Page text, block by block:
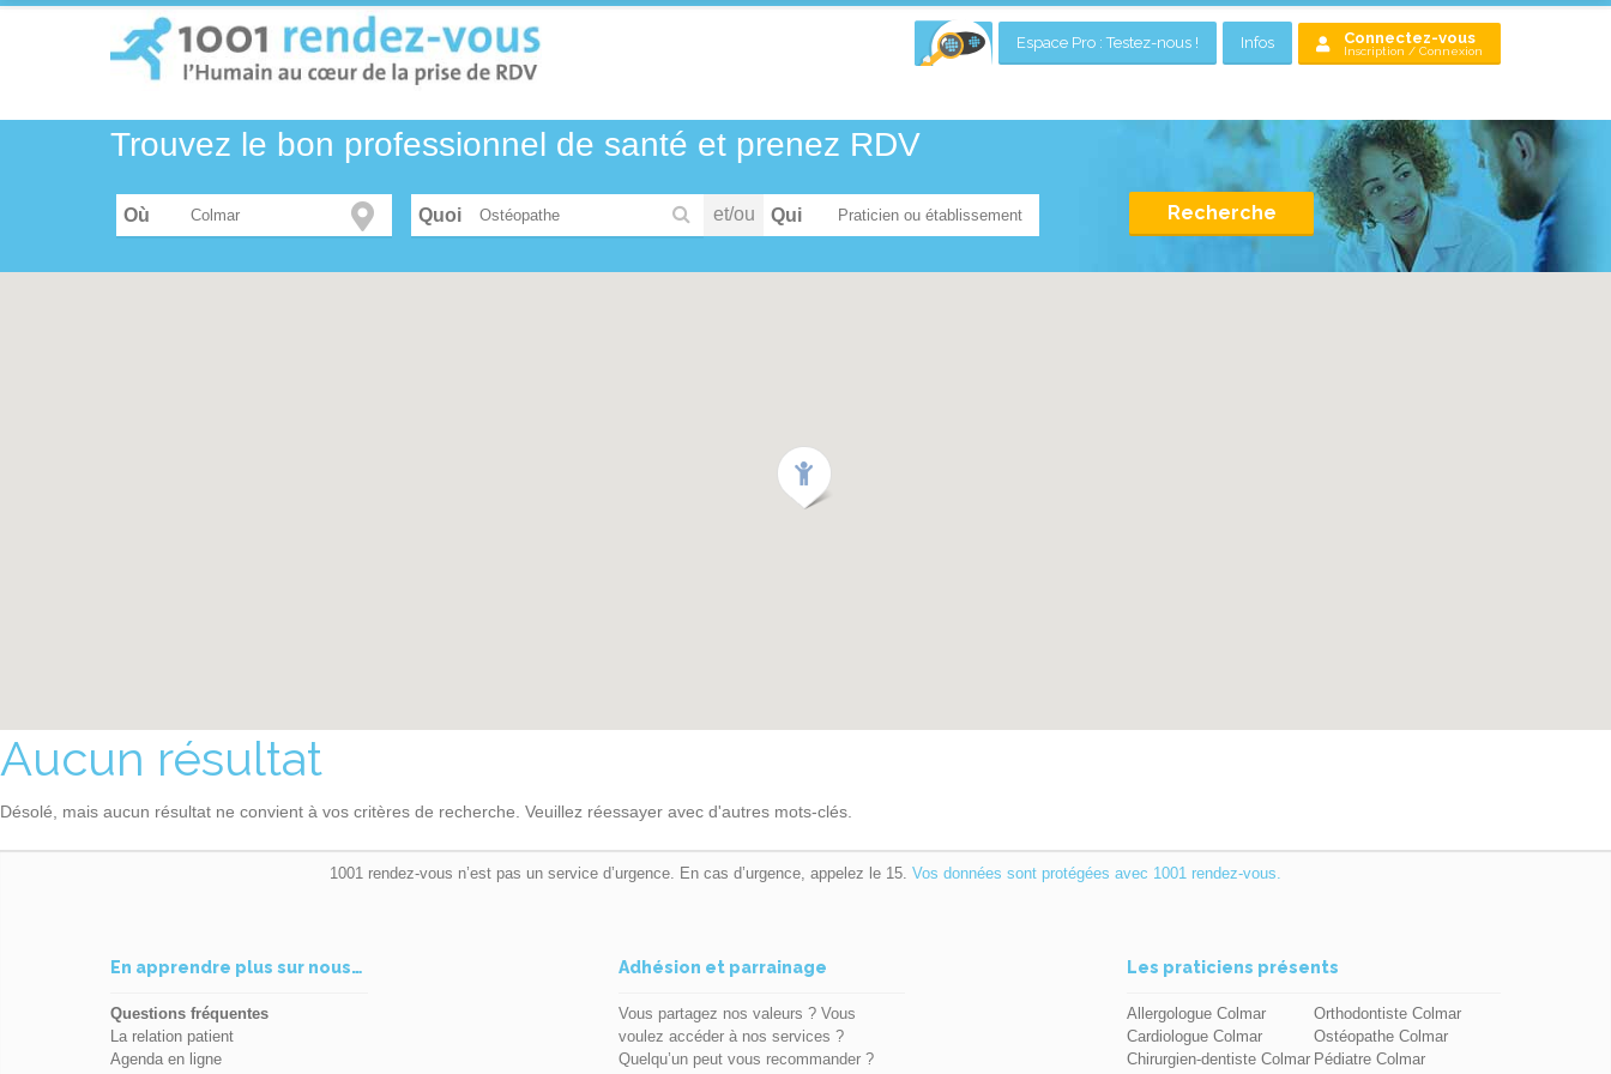
Espace Pro : Testez-nous ! Infos Connectez-vous
Inscription / Connexion
Trouvez le bon professionnel de santé et prenez RDV
Où Ostéopathe et/ou Qui Recherche
Aucun résultat
Désolé, mais aucun résultat ne convient à vos critères de recherche. Veuillez réessayer avec d'autres mots-clés.
1001 rendez-vous n’est pas un service d’urgence. En cas d’urgence, appelez le 15. Vos données sont protégées avec 1001 rendez-vous.
En apprendre plus sur nous…
Questions fréquentes
La relation patient
Agenda en ligne
Adhésion et parrainage
Vous partagez nos valeurs ? Vous
voulez accéder à nos services ?
Quelqu’un peut vous recommander ?
Les praticiens présents
Allergologue Colmar
Cardiologue Colmar
Chirurgien-dentiste Colmar
Orthodontiste Colmar
Ostéopathe Colmar
Pédiatre Colmar